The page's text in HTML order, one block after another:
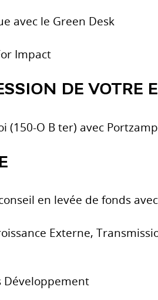
avec le Green Desk
Impact
DE VOTRE
(150-O B ter) avec
en levée de fonds
Externe,
Développement